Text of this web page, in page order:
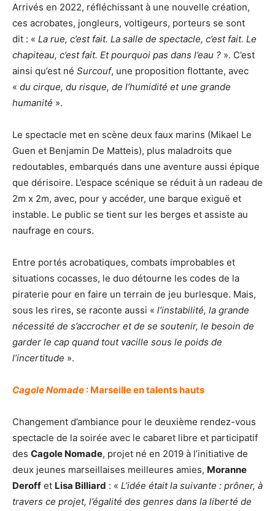
Arrivés en 2022, réfléchissant à une nouvelle création,
ces acrobates, jongleurs, voltigeurs, porteurs se sont
dit : « La rue, c’est fait. La salle de spectacle, c’est fait. Le
chapiteau, c’est fait. Et pourquoi pas dans l’eau ? ». C’est
ainsi qu’est né Surcouf, une proposition flottante, avec
« du cirque, du risque, de l’humidité et une grande
humanité ».
Le spectacle met en scène deux faux marins (Mikael Le
Guen et Benjamin De Matteis), plus maladroits que
redoutables, embarqués dans une aventure aussi épique
que dérisoire. L’espace scénique se réduit à un radeau de
2m x 2m, avec, pour y accéder, une barque exiguë et
instable. Le public se tient sur les berges et assiste au
naufrage en cours.
Entre portés acrobatiques, combats improbables et
situations cocasses, le duo détourne les codes de la
piraterie pour en faire un terrain de jeu burlesque. Mais,
sous les rires, se raconte aussi « l’instabilité, la grande
nécessité de s’accrocher et de se soutenir, le besoin de
garder le cap quand tout vacille sous le poids de
l’incertitude ».
Cagole Nomade : Marseille en talents hauts
Changement d’ambiance pour le deuxième rendez-vous
spectacle de la soirée avec le cabaret libre et participatif
des Cagole Nomade, projet né en 2019 à l’initiative de
deux jeunes marseillaises meilleures amies, Moranne
Deroff et Lisa Billiard : « L’idée était la suivante : prôner, à
travers ce projet, l’égalité des genres dans la liberté de